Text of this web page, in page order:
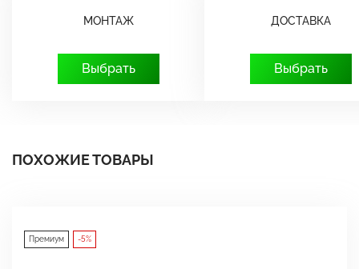
МОНТАЖ
Выбрать
ДОСТАВКА
Выбрать
ПОХОЖИЕ ТОВАРЫ
Премиум -5%